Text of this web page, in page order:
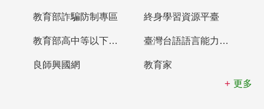
教育部詐騙防制專區 終身學習資源平臺
教育部高中等以下學校及幼兒園教師資格檢定考試 臺灣台語語言能力認證網站
良師興國網
教育家
更多